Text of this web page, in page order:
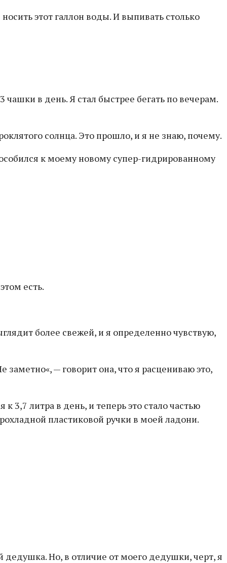
этот галлон воды. И выпивать столько
в день. Я стал быстрее бегать по вечерам.
солнца. Это прошло, и я не знаю, почему.
к моему новому супер-гидрированному
есть.
более свежей, и я определенно чувствую,
— говорит она, что я расцениваю это,
3,7 литра в день, и теперь это стало частью
пластиковой ручки в моей ладони.
дедушка. Но, в отличие от моего дедушки, черт, я